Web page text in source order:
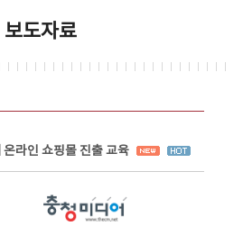
보도자료
라인 쇼핑몰 진출 교육